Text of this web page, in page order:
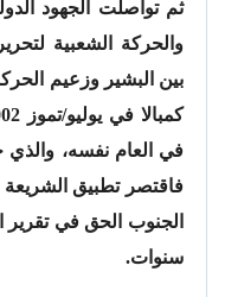
ثم تواصلت الجهود
والحركة الشعبية
بين البشير وزعيم
في العام نفسه، والذي
فاقتصر تطبيق
الجنوب الحق في تقرير
سنوات.